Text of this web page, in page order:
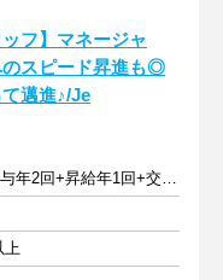
ッフ】マネージャ
のスピード昇進も◎
邁進♪/Je
月給28～45.1万円+賞与年2回+昇給年1回+交通費全額
上